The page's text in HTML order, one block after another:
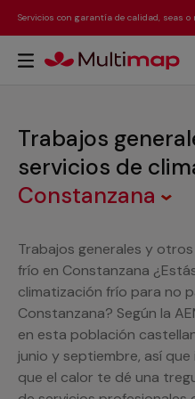
Servicios con garantía de calidad, seas o
Trabajos
servicios de
Constanzana
Trabajos generales y
frío en Constanzana
climatización frío para no
Constanzana? Según la
en esta población
junio y septiembre, así
que el calor te dé una